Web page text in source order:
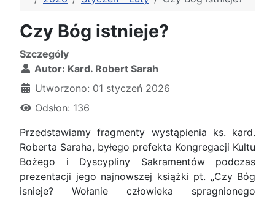
Czy Bóg istnieje?
Szczegóły
Autor: Kard. Robert Sarah
Utworzono: 01 styczeń 2026
Odsłon: 136
Przedstawiamy fragmenty wystąpienia ks. kard.
Roberta Saraha, byłego prefekta Kongregacji Kultu
Bożego i Dyscypliny Sakramentów podczas
prezentacji jego najnowszej książki pt. „Czy Bóg
isnieje? Wołanie człowieka spragnionego